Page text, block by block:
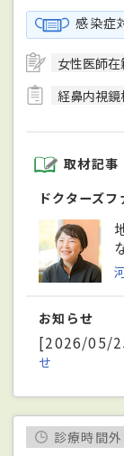
感染症
女性医師在
経鼻内視鏡
取材記事
ドクターズフ
お知らせ
[2026/05/
せ
診療時間外